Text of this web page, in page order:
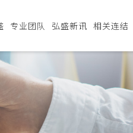
专业团队 弘盛新讯 相关连结